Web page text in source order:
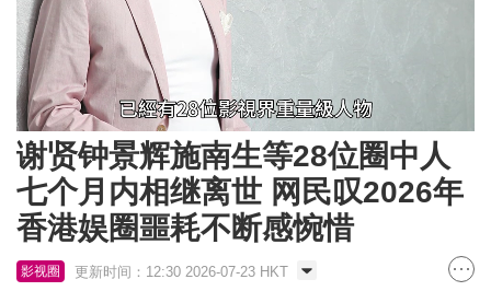
Unmute Loaded:
31.39%
谢贤钟景辉施南生等28位圈中人
七个月内相继离世 网民叹2026年
香港娱圈噩耗不断感惋惜
影视圈 更新时间：12:30 2026-07-23 HKT